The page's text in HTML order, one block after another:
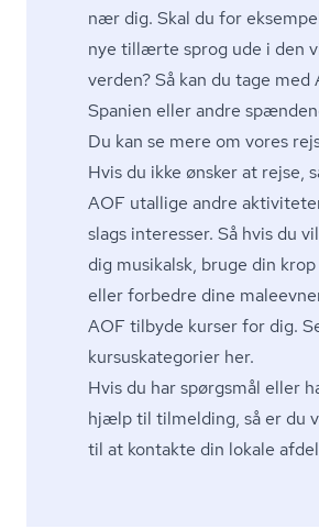
nær dig. Skal du for
nye tillærte sprog ude i den
verden? Så kan du tage med
Spanien eller andre
Du kan se mere om vores
Hvis du ikke ønsker at rejse,
AOF utallige andre
slags interesser. Så hvis du
dig musikalsk, bruge din
eller forbedre dine
AOF tilbyde kurser for dig.
kur­su­ska­te­go­ri­er her.
Hvis du har spørgsmål eller
hjælp til tilmelding, så er du
til at kontakte din lokale